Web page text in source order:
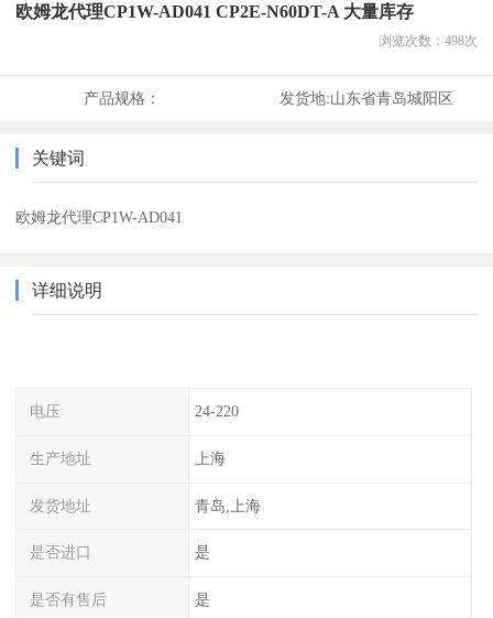
欧姆龙代理CP1W-AD041 CP2E-N60DT-A 大量库存
浏览次数： 498次
产品规格： 发货地:山东省青岛城阳区
关键词
欧姆龙代理CP1W-AD041
详细说明
电压 24-220
生产地址 上海
发货地址 青岛,上海
是否进口 是
是否有售后 是